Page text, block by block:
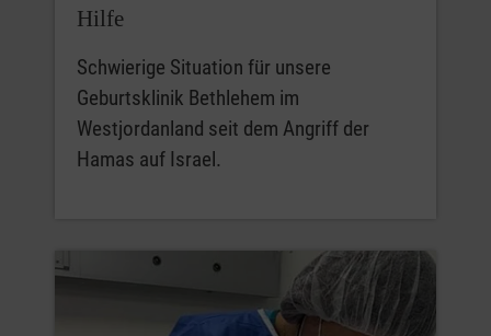
Hilfe
Schwierige Situation für unsere
Geburtsklinik Bethlehem im
Westjordanland seit dem Angriff der
Hamas auf Israel.